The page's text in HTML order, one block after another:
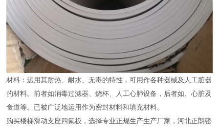
材料：运用其耐热、耐水、无毒的特性，可用作各种器械及人工脏器
的材料。前者如消毒过滤器、烧杯、人工心肺设备，后者如、心脏及
食道等。已被广泛地运用作为密封材料和填充材料。
购买楼梯滑动支座四氟板，选择专业正规生产生产厂家，河北正朗密